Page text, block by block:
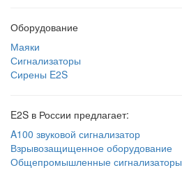
Оборудование
Маяки
Сигнализаторы
Сирены E2S
E2S в России предлагает:
A100 звуковой сигнализатор
Взрывозащищенное оборудование
Общепромышленные сигнализаторы